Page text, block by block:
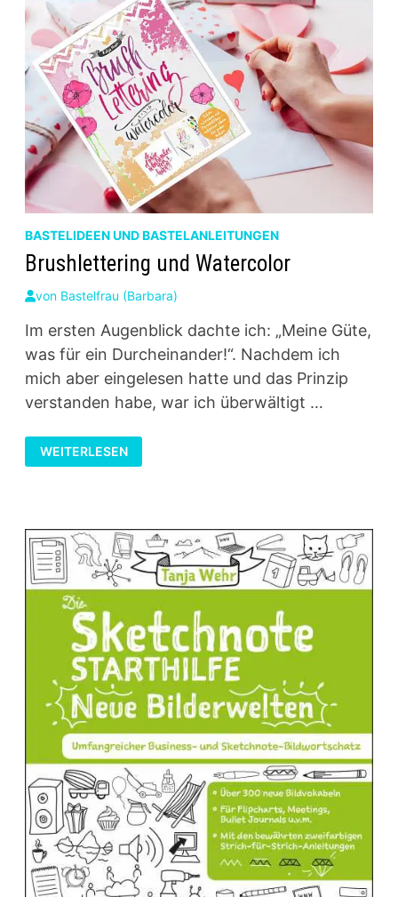
BASTELIDEEN UND BASTELANLEITUNGEN
Brushlettering und Watercolor
von Bastelfrau (Barbara)
Im ersten Augenblick dachte ich: „Meine Güte,
was für ein Durcheinander!“. Nachdem ich
mich aber eingelesen hatte und das Prinzip
verstanden habe, war ich überwältigt …
BRUSHLETTERING
UND
WATERCOLOR
WEITERLESEN